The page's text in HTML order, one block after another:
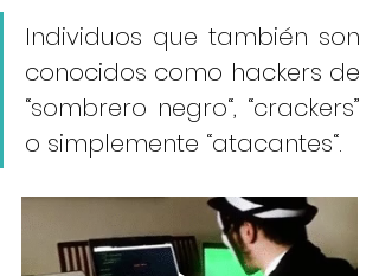
Individuos que también son
conocidos como hackers de
“sombrero negro“, “crackers”
o simplemente “atacantes“.